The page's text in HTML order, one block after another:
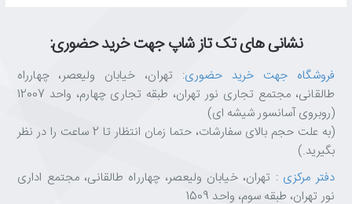
نشانی های تک تاز شاپ جهت خرید حضوری:
فروشگاه جهت خرید حضوری: تهران، خیابان ولیعصر، چهارراه
طالقانی، مجتمع تجاری نور تهران، طبقه تجاری چهارم، واحد 12007
(روبروی آسانسور شیشه ای)
(به علت حجم بالای سفارشات، حتما زمان انتظار تا 2 ساعت را در نظر
بگیرید.)
دفتر مرکزی : تهران، خیابان ولیعصر، چهارراه طالقانی، مجتمع اداری
نور تهران، طبقه سوم، واحد 1509